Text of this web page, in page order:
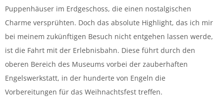
Puppenhäuser im Erdgeschoss, die einen nostalgischen
Charme versprühten. Doch das absolute Highlight, das ich mir
bei meinem zukünftigen Besuch nicht entgehen lassen werde,
ist die Fahrt mit der Erlebnisbahn. Diese führt durch den
oberen Bereich des Museums vorbei der zauberhaften
Engelswerkstatt, in der hunderte von Engeln die
Vorbereitungen für das Weihnachtsfest treffen.